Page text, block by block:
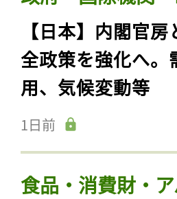
【日本】内閣官
全政策を強化へ
用、気候変動等
1日前
食品・消費財・